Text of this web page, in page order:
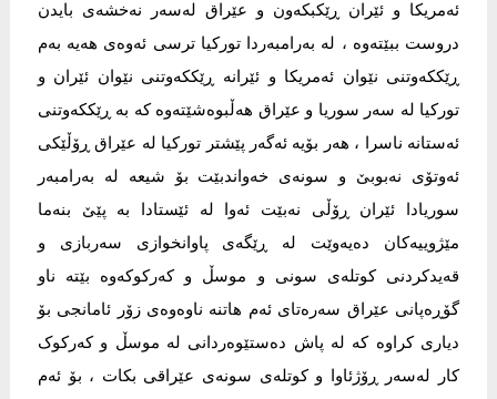
ئەمریکا و ئێران ڕێکبکەون و عێراق لەسەر نەخشەی بایدن
دروست ببێتەوە ، لە بەرامبەردا تورکیا ترسی ئەوەی هەیە بەم
ڕێککەوتنی نێوان ئەمریکا و ئێرانە ڕێککەوتنی نێوان ئێران و
تورکیا لە سەر سوریا و عێراق هەڵبوەشێتەوە کە بە ڕێککەوتنی
ئەستانە ناسرا ، هەر بۆیە ئەگەر پێشتر تورکیا لە عێراق ڕۆڵێکی
ئەوتۆی نەبوبێ و سونەی خەواندبێت بۆ شیعە لە بەرامبەر
سوریادا ئێران ڕۆڵی نەبێت ئەوا لە ئێستادا بە پێێ بنەما
مێژوییەکان دەیەوێت لە ڕێگەی پاوانخوازی سەربازی و
قەیدکردنی کوتلەی سونی و موسڵ و کەرکوکەوە بێتە ناو
گۆڕەپانی عێراق سەرەتای ئەم هاتنە ناوەوەی زۆر ئامانجی بۆ
دیاری کراوە کە لە پاش دەستێوەردانی لە موسڵ و کەرکوک
کار لەسەر ڕۆژئاوا و کوتلەی سونەی عێراقی بکات ، بۆ ئەم